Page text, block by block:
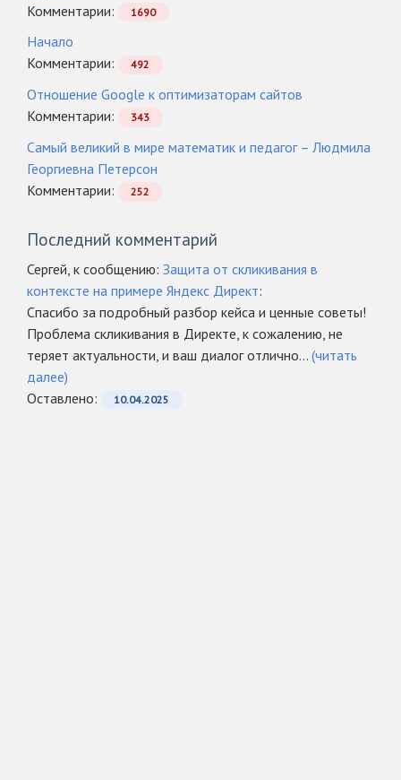
Комментарии:
1690
Начало
Комментарии:
492
Отношение Google к оптимизаторам сайтов
Комментарии:
343
Самый великий в мире математик и педагог – Людмила
Георгиевна Петерсон
Комментарии:
252
Последний комментарий
Сергей, к сообщению: Защита от скликивания в
контексте на примере Яндекс Директ:
Спасибо за подробный разбор кейса и ценные советы!
Проблема скликивания в Директе, к сожалению, не
теряет актуальности, и ваш диалог отлично... (читать
далее)
Оcтавлено:
10.04.2025